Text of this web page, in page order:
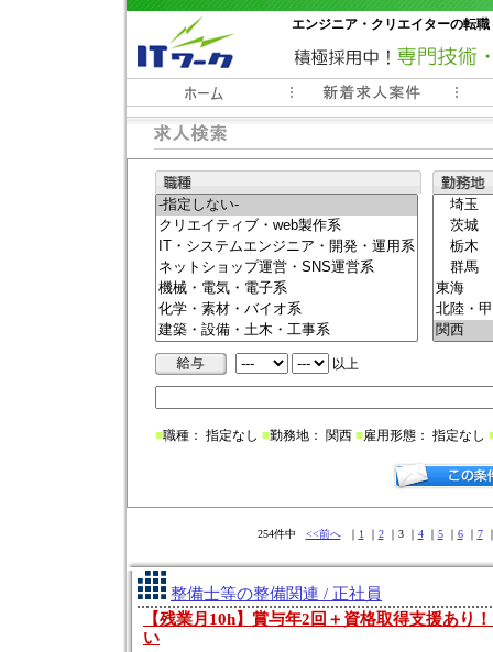
エンジニア・クリエイターの転
常時3000件以上の求人情報掲載中
以上
■職種： 指定なし ■勤務地： 関西 ■雇用形態： 指定なし
254件中 <<前へ｜ 1 ｜ 2｜3 ｜ 4｜ 5｜ 6｜ 7
整備士等の整備関連 / 正社員
【残業月10h】賞与年2回＋資格取得支援あり
い